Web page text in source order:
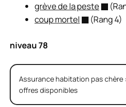
grève de la peste
coup mortel
(Rang 4)
niveau 78
Assurance habitation pas chère
offres disponibles